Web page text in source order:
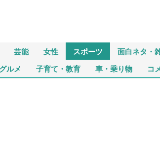
芸能 女性 スポーツ 面白ネタ・
グルメ 子育て・教育 車・乗り物 コ